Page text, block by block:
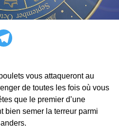
vous attaqueront au
de toutes les fois où vous
que le premier d’une
bien semer la terreur parmi